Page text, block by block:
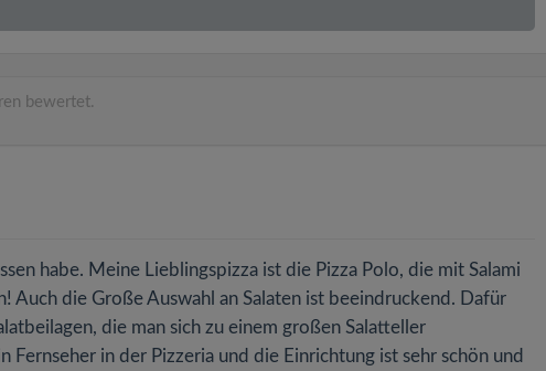
bewertet.
habe. Meine Lieblingspizza ist die Pizza Polo, die mit Salami
Auch die Große Auswahl an Salaten ist beeindruckend. Dafür
die man sich zu einem großen Salatteller
Fernseher in der Pizzeria und die Einrichtung ist sehr schön und